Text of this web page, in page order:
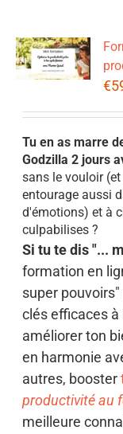
€
Tu en as marre
Godzilla 2 jours
sans le vouloir
entourage aussi
d'émotions) et à
culpabilises ?
Si tu te dis "...
formation en
super
clés efficaces
améliorer ton
en harmonie
autres, booster
productivité au
meilleure